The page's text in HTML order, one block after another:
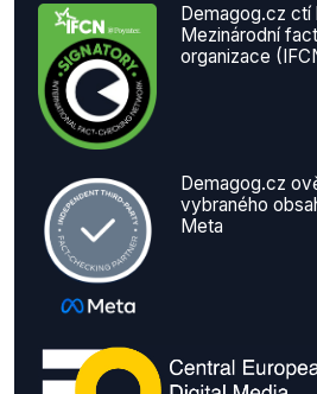
Demagog.cz ctí
Mezinárodní
organizace
Demagog.cz
vybraného
Meta